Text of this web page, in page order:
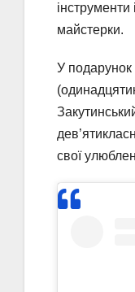
інструменти
майстерки.
У подарунок
свої